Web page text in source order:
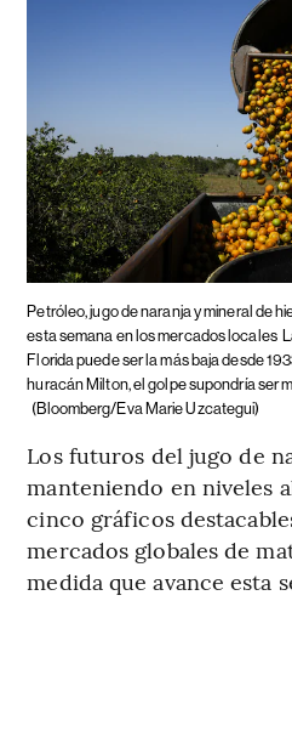
Petróleo, jugo de naranja y mineral de
esta semana en los mercados locales
Florida puede ser la más baja desde
huracán Milton, el golpe supondría ser
(Bloomberg/Eva Marie Uzcategui)
Los futuros del jugo de
manteniendo en niveles
cinco gráficos
mercados globales de
medida que avance esta